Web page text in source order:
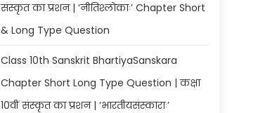
संस्कृत का प्रशन | ‘नीतिश्लोकाः’ Chapter Short
& Long Type Question
Class 10th Sanskrit BhartiyaSanskara
Chapter Short Long Type Question | कक्षा
10वीं संस्कृत का प्रशन | ‘भारतीयसंस्काराः’